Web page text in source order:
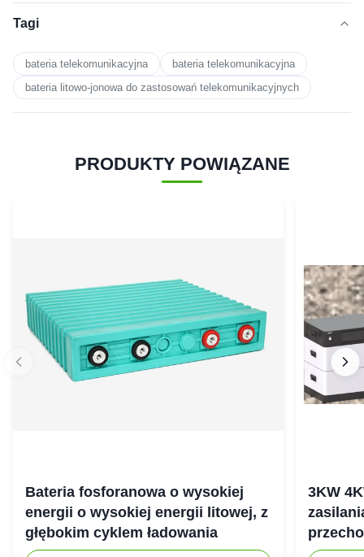
Tagi
bateria telekomunikacyjna
bateria telekomunikacyjna
bateria litowo-jonowa do zastosowań telekomunikacyjnych
PRODUKTY POWIĄZANE
Bateria fosforanowa o wysokiej
energii o wysokiej energii litowej, z
głębokim cyklem ładowania
3KW